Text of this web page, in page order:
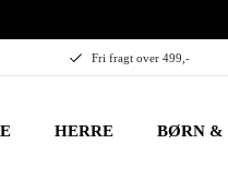
Fri fragt over 499,-
HERRE BØRN &